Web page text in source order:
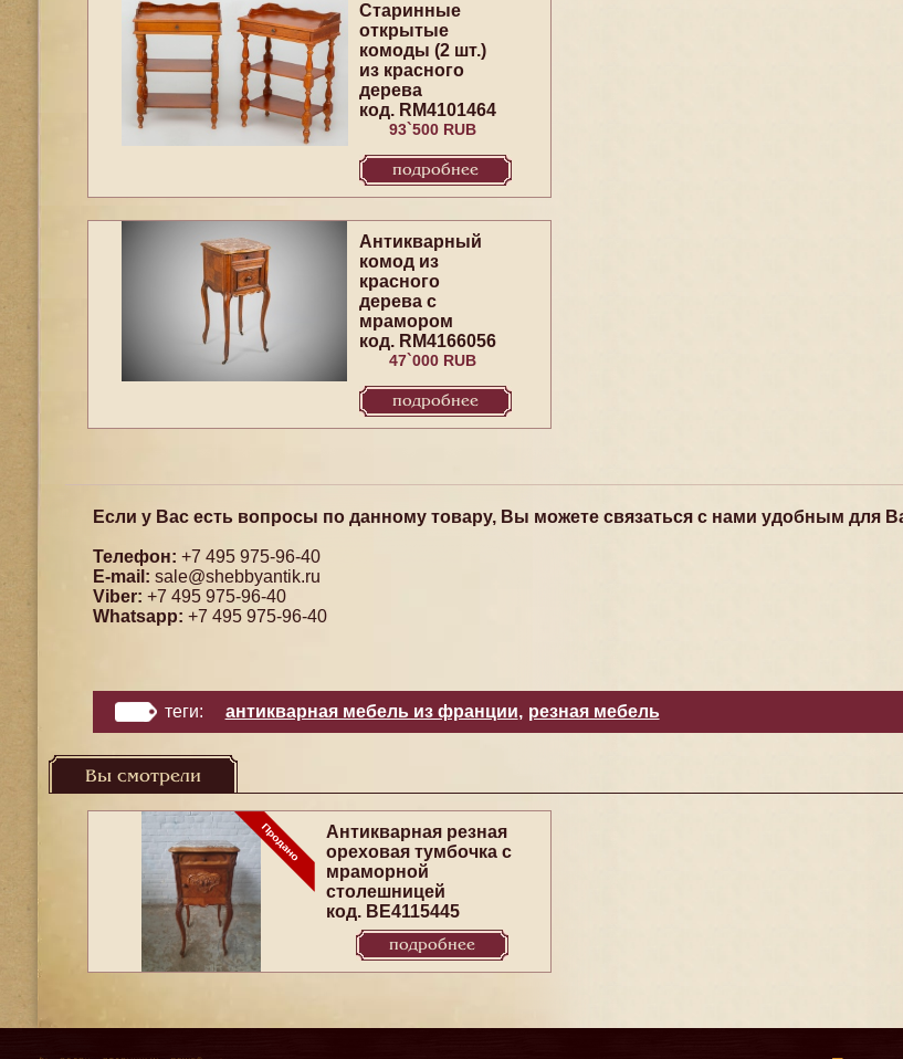
Старинные
открытые
комоды (2 шт.)
из красного
дерева
код. RM4101464
93`500 RUB
подробнее
Антикварный
комод из
красного
дерева с
мрамором
код. RM4166056
47`000 RUB
подробнее
Если у Вас есть вопросы по данному товару, Вы можете связаться с нами удобным для
Телефон: +7 495 975-96-40
E-mail: sale@shebbyantik.ru
Viber: +7 495 975-96-40
Whatsapp: +7 495 975-96-40
теги: антикварная мебель из франции, резная мебель
Вы смотрели
Антикварная резная
ореховая тумбочка с
мраморной
столешницей
код. BE4115445
подробнее